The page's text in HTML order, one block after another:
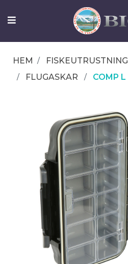
FISKEUTRUSTNING
OM
IFISH
HEM FISKEUTRUSTNING
FLUGASKAR
COMP L